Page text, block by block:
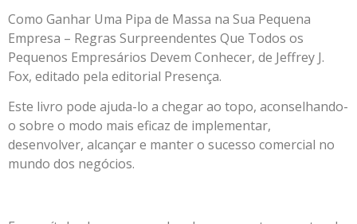
Como Ganhar Uma Pipa de Massa na Sua Pequena
Empresa – Regras Surpreendentes Que Todos os
Pequenos Empresários Devem Conhecer, de Jeffrey J.
Fox, editado pela editorial Presença.
Este livro pode ajuda-lo a chegar ao topo, aconselhando-
o sobre o modo mais eficaz de implementar,
desenvolver, alcançar e manter o sucesso comercial no
mundo dos negócios.